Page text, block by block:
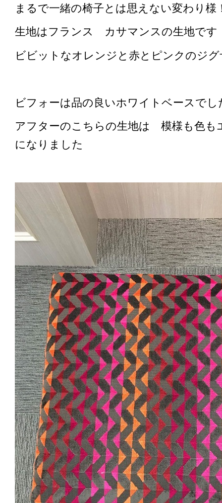
まるで一緒の椅子とは思えない変わり様
生地はフランス カサマンスの生地です
ビビットなオレンジと赤とピンクのジ
ビフォーは品の良いホワイトベースで
アフターのこちらの生地は 模様も色も
になりました